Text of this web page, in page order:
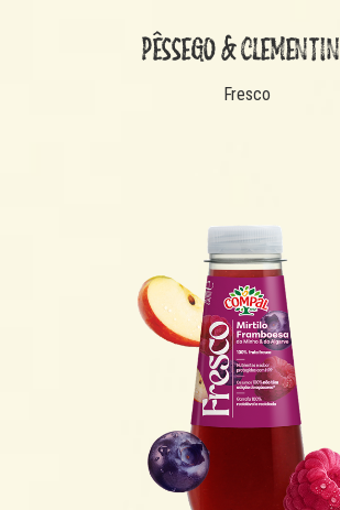
PÊSSEGO &
Fresco